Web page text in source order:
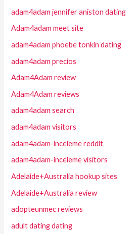
adam4adam jennifer aniston dating
Adam4adam meet site
adam4adam phoebe tonkin dating
adam4adam precios
Adam4Adam review
Adam4Adam reviews
adam4adam search
adam4adam visitors
adam4adam-inceleme reddit
adam4adam-inceleme visitors
Adelaide+Australia hookup sites
Adelaide+Australia review
adopteunmec reviews
adult dating dating